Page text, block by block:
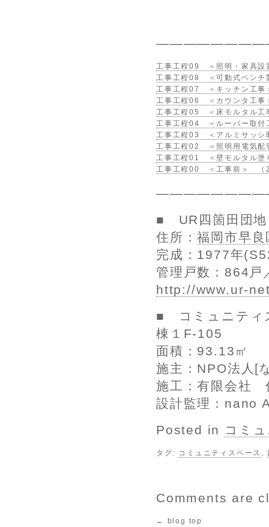
工事工程09 ＜照明・家具
工事工程08 ＜可動式ベン
工事工程07 ＜キッチン工
工事工程06 ＜カウンタ工
工事工程05 ＜床モルタル
工事工程04 ＜ルーバー取
工事工程03 ＜アルミサッ
工事工程02 ＜照明用電気
工事工程01 ＜壁モルタル
工事工程00 ＜工事前＞ （
■ UR四箇田団地
住所：福岡市早
完成：1977年
管理戸数：864戸
http://www.ur-
■ コミュニティ
棟１F-105
面積：93.13㎡
施主：NPO法人[
施工：有限会社
設計監理：nano
Posted in
コミ
タグ: コミュニティスペース ,
Comments are
← blog top